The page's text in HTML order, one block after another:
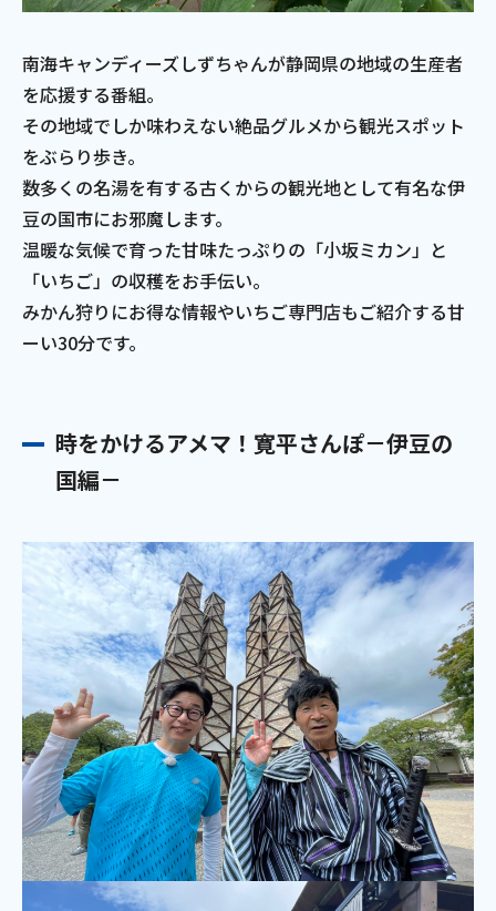
南海キャンディーズしずちゃんが静岡県の地域の生産者
を応援する番組。
その地域でしか味わえない絶品グルメから観光スポット
をぶらり歩き。
数多くの名湯を有する古くからの観光地として有名な伊
豆の国市にお邪魔します。
温暖な気候で育った甘味たっぷりの「小坂ミカン」と
「いちご」の収穫をお手伝い。
みかん狩りにお得な情報やいちご専門店もご紹介する甘
ーい30分です。
時をかけるアメマ！寛平さんぽ－伊豆の
国編－